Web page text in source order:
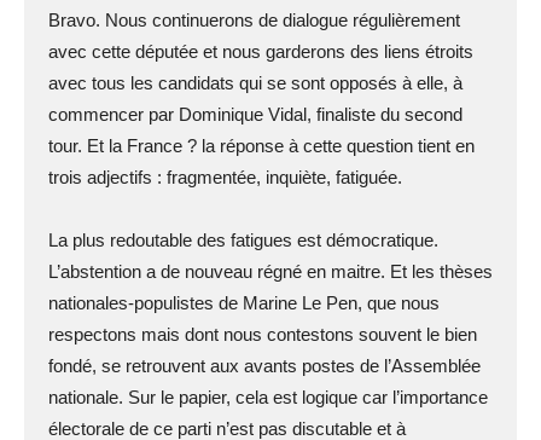
Bravo. Nous continuerons de dialogue régulièrement
avec cette députée et nous garderons des liens étroits
avec tous les candidats qui se sont opposés à elle, à
commencer par Dominique Vidal, finaliste du second
tour. Et la France ? la réponse à cette question tient en
trois adjectifs : fragmentée, inquiète, fatiguée.
La plus redoutable des fatigues est démocratique.
L’abstention a de nouveau régné en maitre. Et les thèses
nationales-populistes de Marine Le Pen, que nous
respectons mais dont nous contestons souvent le bien
fondé, se retrouvent aux avants postes de l’Assemblée
nationale. Sur le papier, cela est logique car l’importance
électorale de ce parti n’est pas discutable et à